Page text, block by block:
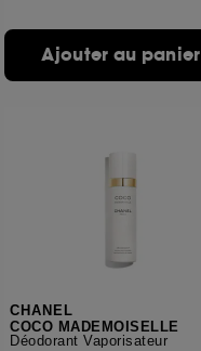
Ajouter au panier
CHANEL
COCO MADEMOISELLE
Déodorant Vaporisateur